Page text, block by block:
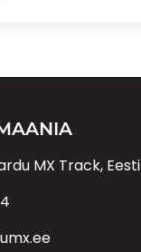
MX Track, Eesti